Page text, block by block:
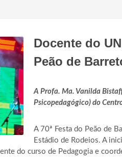
Docente do
Peão de
A Profa. Ma. Vanilda
Psicopedagógico) do
A 70ª Festa do Peão de
Estádio de Rodeios. A
do curso de Pedagogia e